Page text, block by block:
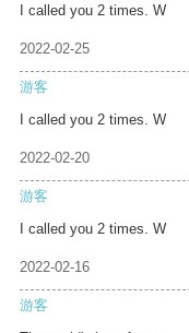
I called you 2 times. W
2022-02-25
游客
I called you 2 times. W
2022-02-20
游客
I called you 2 times. W
2022-02-16
游客